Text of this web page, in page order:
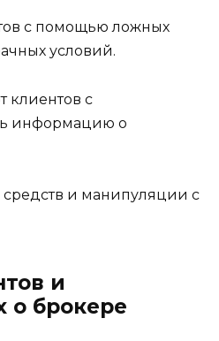
с помощью ложных
условий.
клиентов с
информацию о
и манипуляции с
и
о брокере